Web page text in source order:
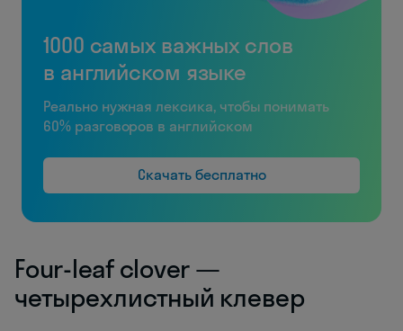
1000 самых важных слов
в английском языке
Реально нужная лексика, чтобы понимать
60% разговоров в английском
Скачать бесплатно
Four-leaf clover —
четырехлистный клевер